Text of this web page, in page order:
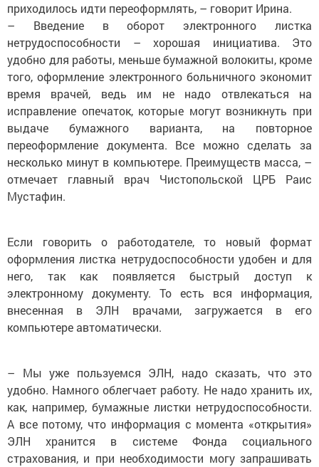
приходилось идти переоформлять, – говорит Ирина.
– Введение в оборот электронного листка
нетрудоспособности – хорошая инициатива. Это
удобно для работы, меньше бумажной волокиты, кроме
того, оформление электронного больничного экономит
время врачей, ведь им не надо отвлекаться на
исправление опечаток, которые могут возникнуть при
выдаче бумажного варианта, на повторное
переоформление документа. Все можно сделать за
несколько минут в компьютере. Преимуществ масса, –
отмечает главный врач Чис­топольской ЦРБ Раис
Мустафин.
Если говорить о работодателе, то новый формат
оформления листка нетрудоспособности удобен и для
него, так как появляется быстрый доступ к
электронному документу. То есть вся информация,
внесенная в ЭЛН врачами, загружается в его
компьютере автоматически.
– Мы уже пользуемся ЭЛН, надо сказать, что это
удобно. Намного облегчает работу. Не надо хранить их,
как, например, бумажные листки нетрудоспособности.
А все потому, что информация с момента «открытия»
ЭЛН хранится в системе Фонда социального
страхования, и при необходимости могу запрашивать